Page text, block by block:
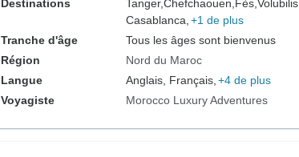
Destinations
Tanger,Chefchaouen, Fès, Volubilis,
Casablanca, +1 de plus
Tranche d'âge
Tous les âges sont bienvenus
Région
Nord du Maroc
Langue
Anglais, Français, +4 de plus
Voyagiste
Morocco Luxury Adventures